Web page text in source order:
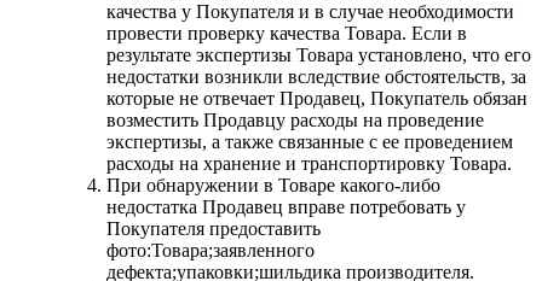
качества у Покупателя и в случае необходимости
провести проверку качества Товара. Если в
результате экспертизы Товара установлено, что его
недостатки возникли вследствие обстоятельств, за
которые не отвечает Продавец, Покупатель обязан
возместить Продавцу расходы на проведение
экспертизы, а также связанные с ее проведением
расходы на хранение и транспортировку Товара.
При обнаружении в Товаре какого-либо
недостатка Продавец вправе потребовать у
Покупателя предоставить
фото:Товара;заявленного
дефекта;упаковки;шильдика производителя.